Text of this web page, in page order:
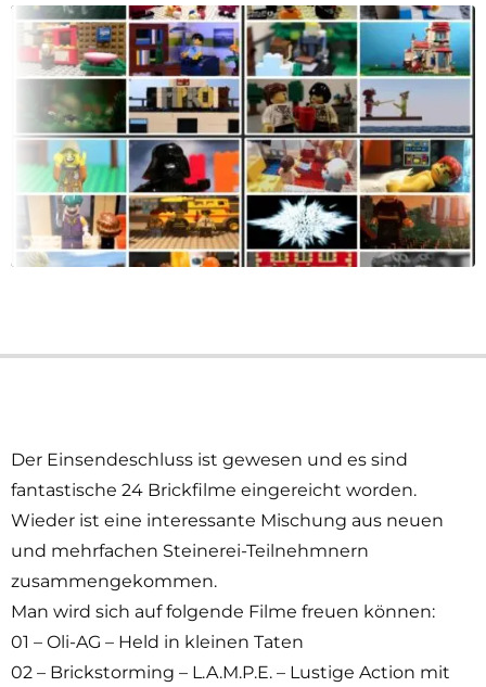
Der Einsendeschluss ist gewesen und es sind
fantastische 24 Brickfilme eingereicht worden.
Wieder ist eine interessante Mischung aus neuen
und mehrfachen Steinerei-Teilnehmnern
zusammengekommen.
Man wird sich auf folgende Filme freuen können:
01 – Oli-AG – Held in kleinen Taten
02 – Brickstorming – L.A.M.P.E. – Lustige Action mit